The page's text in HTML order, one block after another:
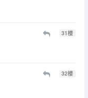
31楼
32楼